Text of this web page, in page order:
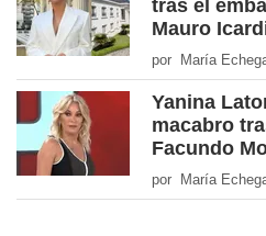
tras el
Mauro
por María
Yanina
macabro
Facundo
por María